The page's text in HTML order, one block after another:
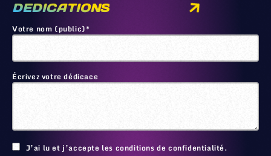
DEDICATIONS
Votre nom (public)*
Écrivez votre dédicace
J’ai lu et j’accepte les conditions de confidentialité.